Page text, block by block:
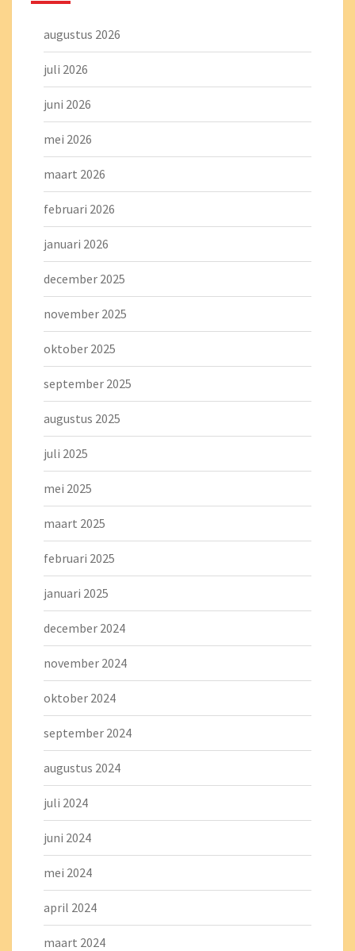
augustus 2026
juli 2026
juni 2026
mei 2026
maart 2026
februari 2026
januari 2026
december 2025
november 2025
oktober 2025
september 2025
augustus 2025
juli 2025
mei 2025
maart 2025
februari 2025
januari 2025
december 2024
november 2024
oktober 2024
september 2024
augustus 2024
juli 2024
juni 2024
mei 2024
april 2024
maart 2024